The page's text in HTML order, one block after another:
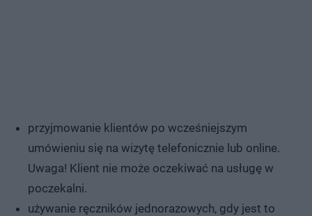
przyjmowanie klientów po wcześniejszym
umówieniu się na wizytę telefonicznie lub online.
Uwaga! Klient nie może oczekiwać na usługę w
poczekalni.
używanie ręczników jednorazowych, gdy jest to